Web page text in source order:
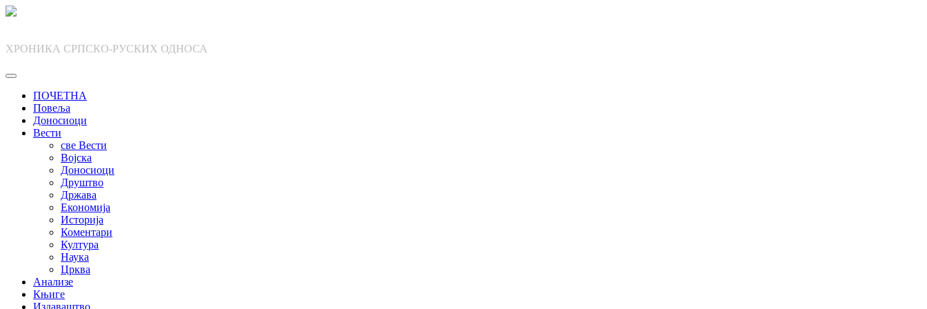
Skip
ХРОНИКА СРПСКО-РУСКИХ ОДНОСА
ПОЧЕТНА
Повеља
Доносиоци
Вести
све Вести
Војска
Доносиоци
Друштво
Држава
Економија
Историја
Коментари
Култура
Наука
Црква
Анализе
Књиге
Издаваштво